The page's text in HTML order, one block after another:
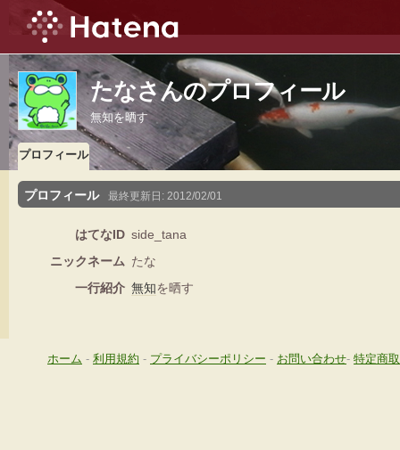
たなさんのプロフィール
無知を晒す
プロフィール
プロフィール 最終更新日: 2012/02/01
はてなID side_tana
ニックネーム たな
一行紹介 無知を晒す
ホーム - 利用規約 - プライバシーポリシー - お問い合わせ- 特定商